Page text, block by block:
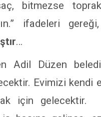
bitmezse
ifadeleri
…
Adil Düzen
Evimizi
için gelecektir.